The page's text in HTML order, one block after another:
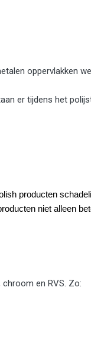
oppervlakken
er tijdens het
producten
niet alleen
en RVS. Zo: